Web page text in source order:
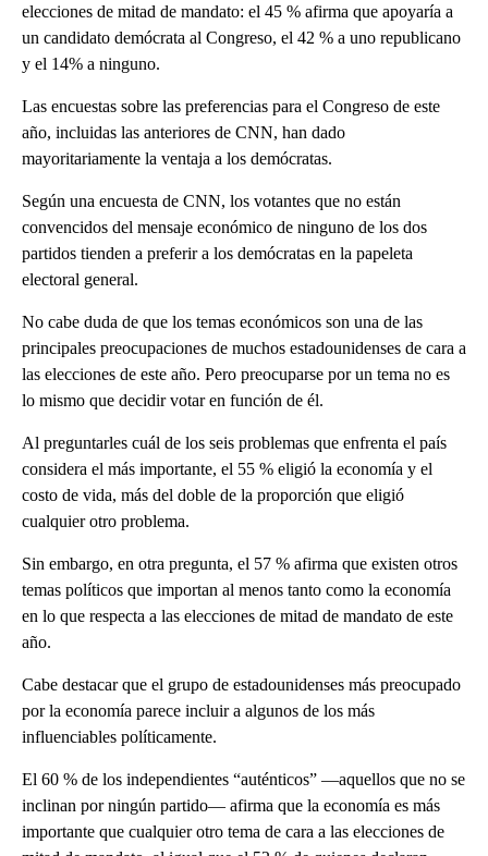
elecciones de mitad de mandato: el 45 % afirma que apoyaría a
un candidato demócrata al Congreso, el 42 % a uno republicano
y el 14% a ninguno.
Las encuestas sobre las preferencias para el Congreso de este
año, incluidas las anteriores de CNN, han dado
mayoritariamente la ventaja a los demócratas.
Según una encuesta de CNN, los votantes que no están
convencidos del mensaje económico de ninguno de los dos
partidos tienden a preferir a los demócratas en la papeleta
electoral general.
No cabe duda de que los temas económicos son una de las
principales preocupaciones de muchos estadounidenses de cara a
las elecciones de este año. Pero preocuparse por un tema no es
lo mismo que decidir votar en función de él.
Al preguntarles cuál de los seis problemas que enfrenta el país
considera el más importante, el 55 % eligió la economía y el
costo de vida, más del doble de la proporción que eligió
cualquier otro problema.
Sin embargo, en otra pregunta, el 57 % afirma que existen otros
temas políticos que importan al menos tanto como la economía
en lo que respecta a las elecciones de mitad de mandato de este
año.
Cabe destacar que el grupo de estadounidenses más preocupado
por la economía parece incluir a algunos de los más
influenciables políticamente.
El 60 % de los independientes “auténticos” —aquellos que no se
inclinan por ningún partido— afirma que la economía es más
importante que cualquier otro tema de cara a las elecciones de